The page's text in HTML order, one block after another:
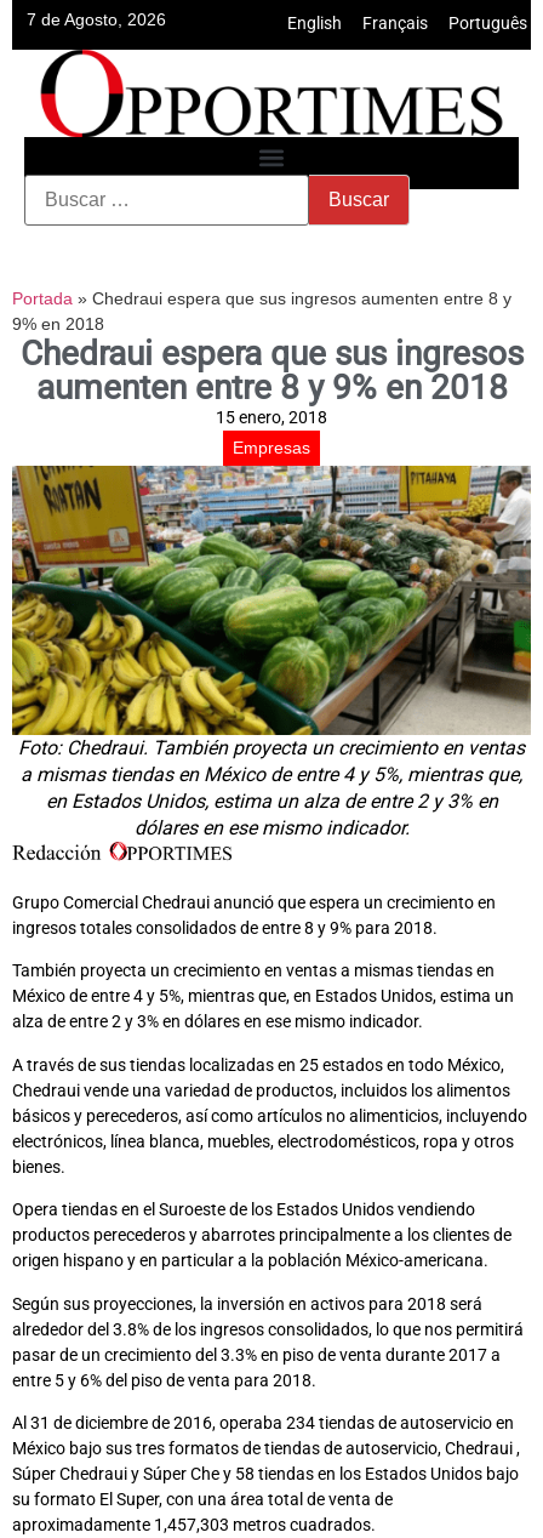
7 de Agosto, 2026 English Français Português
Portada » Chedraui espera que sus ingresos aumenten entre 8 y
9% en 2018
Chedraui espera que sus ingresos
aumenten entre 8 y 9% en 2018
15 enero, 2018
Empresas
Foto: Chedraui. También proyecta un crecimiento en ventas
a mismas tiendas en México de entre 4 y 5%, mientras que,
en Estados Unidos, estima un alza de entre 2 y 3% en
dólares en ese mismo indicador.
Grupo Comercial Chedraui anunció que espera un crecimiento en
ingresos totales consolidados de entre 8 y 9% para 2018.
También proyecta un crecimiento en ventas a mismas tiendas en
México de entre 4 y 5%, mientras que, en Estados Unidos, estima un
alza de entre 2 y 3% en dólares en ese mismo indicador.
A través de sus tiendas localizadas en 25 estados en todo México,
Chedraui vende una variedad de productos, incluidos los alimentos
básicos y perecederos, así como artículos no alimenticios, incluyendo
electrónicos, línea blanca, muebles, electrodomésticos, ropa y otros
bienes.
Opera tiendas en el Suroeste de los Estados Unidos vendiendo
productos perecederos y abarrotes principalmente a los clientes de
origen hispano y en particular a la población México-americana.
Según sus proyecciones, la inversión en activos para 2018 será
alrededor del 3.8% de los ingresos consolidados, lo que nos permitirá
pasar de un crecimiento del 3.3% en piso de venta durante 2017 a
entre 5 y 6% del piso de venta para 2018.
Al 31 de diciembre de 2016, operaba 234 tiendas de autoservicio en
México bajo sus tres formatos de tiendas de autoservicio, Chedraui ,
Súper Chedraui y Súper Che y 58 tiendas en los Estados Unidos bajo
su formato El Super, con una área total de venta de
aproximadamente 1,457,303 metros cuadrados.